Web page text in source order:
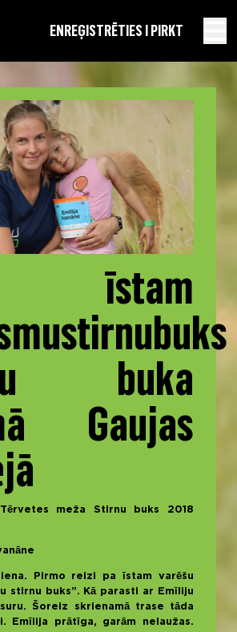
ENREĢISTRĒTIES I PIRKT
īstam
buka
Gaujas
meža Stirnu buks 2018
Pirmo reizi pa īstam varēšu
stirnu buks”. Kā parasti ar Emīliju
Šoreiz skrienamā trase tāda
Emīlija prātīga, garām nelaužas.